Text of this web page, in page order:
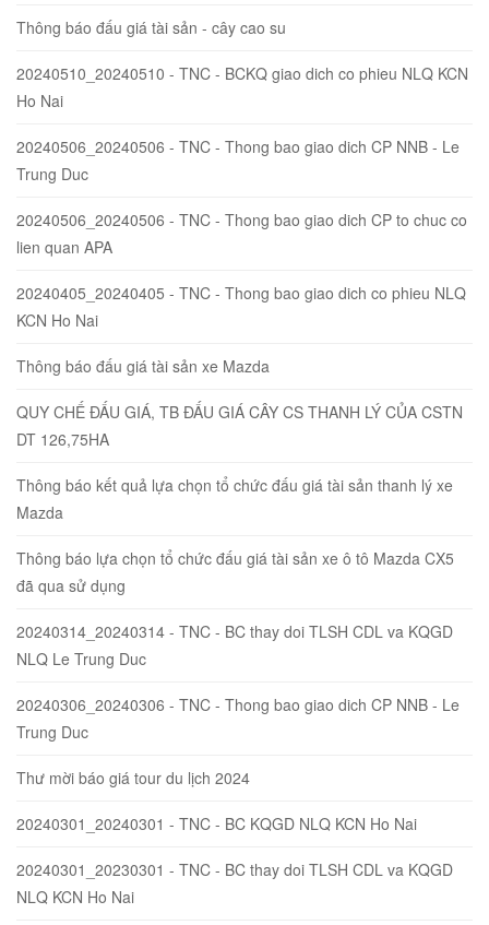
Thông báo đấu giá tài sản - cây cao su
20240510_20240510 - TNC - BCKQ giao dich co phieu NLQ KCN
Ho Nai
20240506_20240506 - TNC - Thong bao giao dich CP NNB - Le
Trung Duc
20240506_20240506 - TNC - Thong bao giao dich CP to chuc co
lien quan APA
20240405_20240405 - TNC - Thong bao giao dich co phieu NLQ
KCN Ho Nai
Thông báo đấu giá tài sản xe Mazda
QUY CHẾ ĐẤU GIÁ, TB ĐẤU GIÁ CÂY CS THANH LÝ CỦA CSTN
DT 126,75HA
Thông báo kết quả lựa chọn tổ chức đấu giá tài sản thanh lý xe
Mazda
Thông báo lựa chọn tổ chức đấu giá tài sản xe ô tô Mazda CX5
đã qua sử dụng
20240314_20240314 - TNC - BC thay doi TLSH CDL va KQGD
NLQ Le Trung Duc
20240306_20240306 - TNC - Thong bao giao dich CP NNB - Le
Trung Duc
Thư mời báo giá tour du lịch 2024
20240301_20240301 - TNC - BC KQGD NLQ KCN Ho Nai
20240301_20230301 - TNC - BC thay doi TLSH CDL va KQGD
NLQ KCN Ho Nai